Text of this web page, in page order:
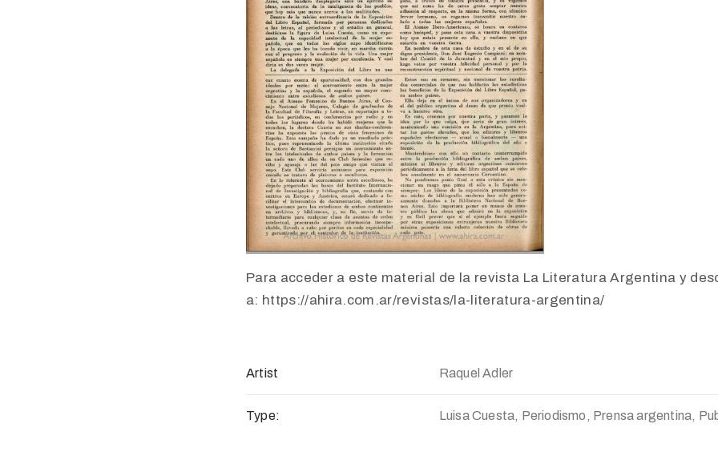
Para acceder a este material de la revista La Literatura Argentina y
a: https://ahira.com.ar/revistas/la-literatura-argentina/
Artist Raquel Adler
Type: Luisa Cuesta, Periodismo, Prensa argentina,